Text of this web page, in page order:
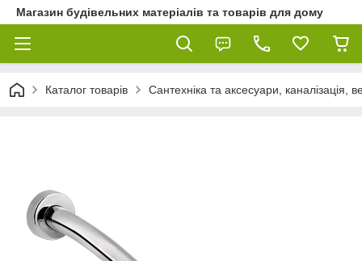
Магазин будівельних матеріалів та товарів для дому
Каталог товарів Сантехніка та аксесуари, каналізація,